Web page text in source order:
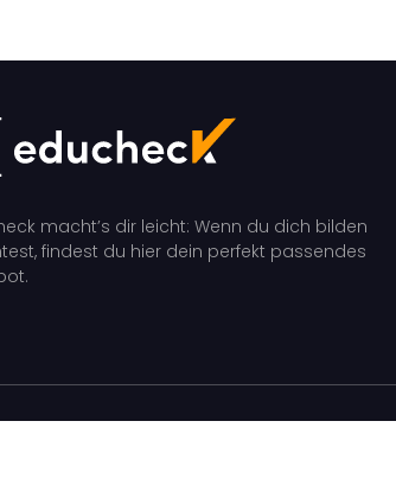
macht’s dir leicht: Wenn du dich bilden
findest du hier dein perfekt passendes